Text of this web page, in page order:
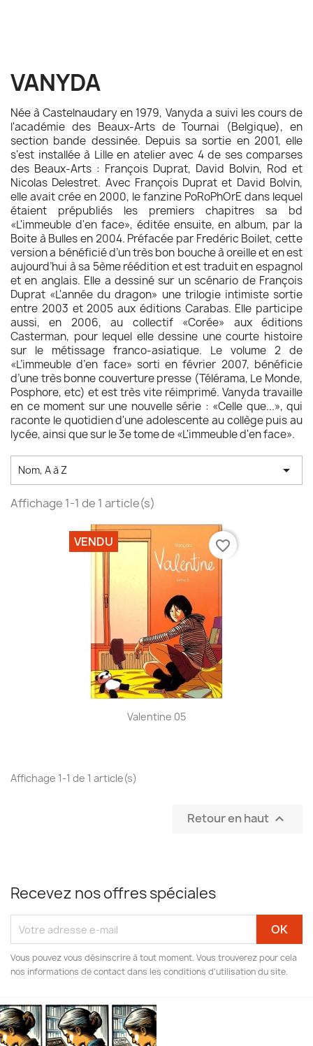
VANYDA
Née à Castelnaudary en 1979, Vanyda a suivi les cours de
l'académie des Beaux-Arts de Tournai (Belgique), en
section bande dessinée. Depuis sa sortie en 2001, elle
s'est installée à Lille en atelier avec 4 de ses comparses
des Beaux-Arts : François Duprat, David Bolvin, Rod et
Nicolas Delestret. Avec François Duprat et David Bolvin,
elle avait crée en 2000, le fanzine PoRoPhOrE dans lequel
étaient prépubliés les premiers chapitres sa bd
«L'immeuble d'en face», éditée ensuite, en album, par la
Boite à Bulles en 2004. Préfacée par Fredéric Boilet, cette
version a bénéficié d’un très bon bouche à oreille et en est
aujourd’hui à sa 5ème réédition et est traduit en espagnol
et en anglais. Elle a dessiné sur un scénario de François
Duprat «L'année du dragon» une trilogie intimiste sortie
entre 2003 et 2005 aux éditions Carabas. Elle participe
aussi, en 2006, au collectif «Corée» aux éditions
Casterman, pour lequel elle dessine une courte histoire
sur le métissage franco-asiatique. Le volume 2 de
«L’immeuble d’en face» sorti en février 2007, bénéficie
d’une très bonne couverture presse (Télérama, Le Monde,
Posphore, etc) et est très vite réimprimé. Vanyda travaille
en ce moment sur une nouvelle série : «Celle que...», qui
raconte le quotidien d'une adolescente au collège puis au
lycée, ainsi que sur le 3e tome de «L'immeuble d'en face».
Nom, A à Z 
Affichage 1-1 de 1 article(s)
Valentine 05
VENDU favorite_border
Affichage 1-1 de 1 article(s)
Retour en haut 
Recevez nos offres spéciales
Vous pouvez vous désinscrire à tout moment. Vous trouverez pour cela
nos informations de contact dans les conditions d'utilisation du site.